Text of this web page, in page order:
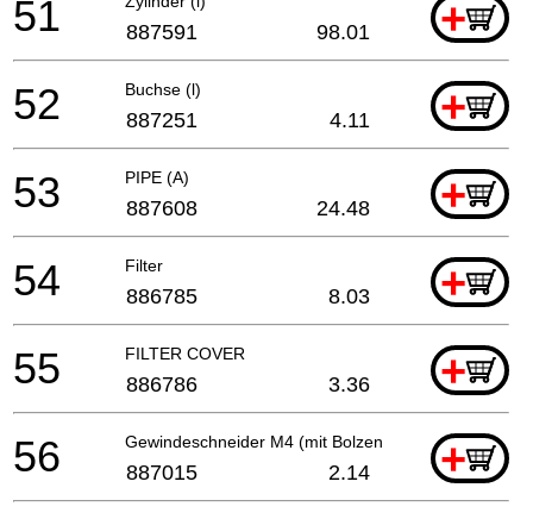
+
51 887591 98.01
Buchse (l) +
52 887251 4.11
PIPE (A) +
53 887608 24.48
Filter +
54 886785 8.03
FILTER COVER +
55 886786 3.36
Gewindeschneider M4 (mit Bolzen Unterlegscheibe)
+
56 887015 2.14